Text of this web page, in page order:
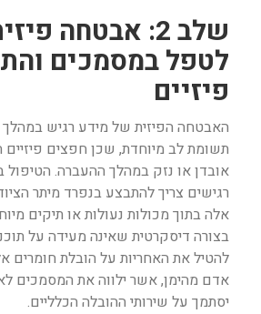
שלב 2: אבטחה
לטפל במסמכים
פיזיים
האבטחה הפיזית של מידע רגיש
תשומת לב מיוחדת, שכן חפצים פיזיים
אובדן או נזק במהלך ההעברה. הטיפול
רגישים צריך להתבצע בנפרד מיתר
אלה בתוך מכולות נעולות או תיקים
בצורה דיסקרטית שאינה מעידה על
להטיל את האחריות על הובלת חומרים
אדם מהימן, אשר ילווה את המסמכים
יסתמך על שירותי ההובלה הכלליים.